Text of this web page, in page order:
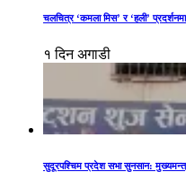
चलचित्र ‘कमला मिस’ र ‘हली’ प्रदर्शनमा
१ दिन अगाडी
सुदूरपश्चिम प्रदेश सभा सुनसान: